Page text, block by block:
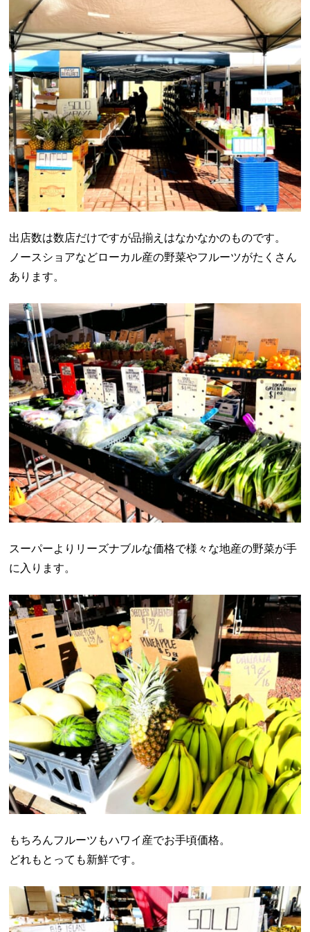
出店数は数店だけですが品揃えはなかなかのものです。
ノースショアなどローカル産の野菜やフルーツがたくさん
あります。
スーパーよりリーズナブルな価格で様々な地産の野菜が手
に入ります。
もちろんフルーツもハワイ産でお手頃価格。
どれもとっても新鮮です。